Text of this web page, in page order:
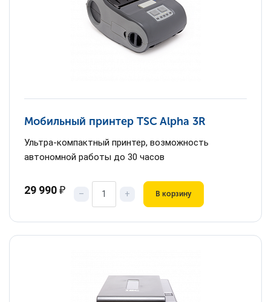
Мобильный принтер TSC Alpha 3R
Ультра-компактный принтер, возможность
автономной работы до 30 часов
29 990₽ – + В корзину